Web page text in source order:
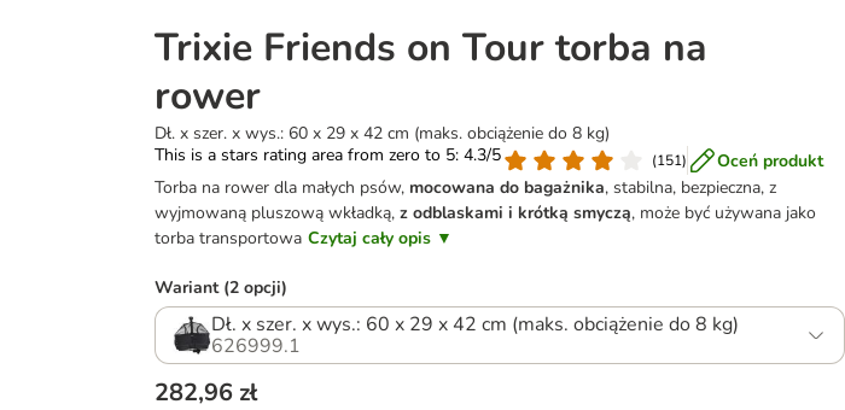
Trixie Friends on Tour torba na
rower
Dł. x szer. x wys.: 60 x 29 x 42 cm (maks. obciążenie do 8 kg)
This is a stars rating area from zero to 5: 4.3/5
(151)
Oceń produkt
Torba na rower dla małych psów, mocowana do bagażnika, stabilna, bezpieczna, z
wyjmowaną pluszową wkładką,z odblaskami i krótką smyczą, może być używana jako
torba transportowa Czytaj cały opis ▼
Wariant (2 opcji)
Dł. x szer. x wys.: 60 x 29 x 42 cm (maks. obciążenie do 8 kg)
626999.1
282,96 zł